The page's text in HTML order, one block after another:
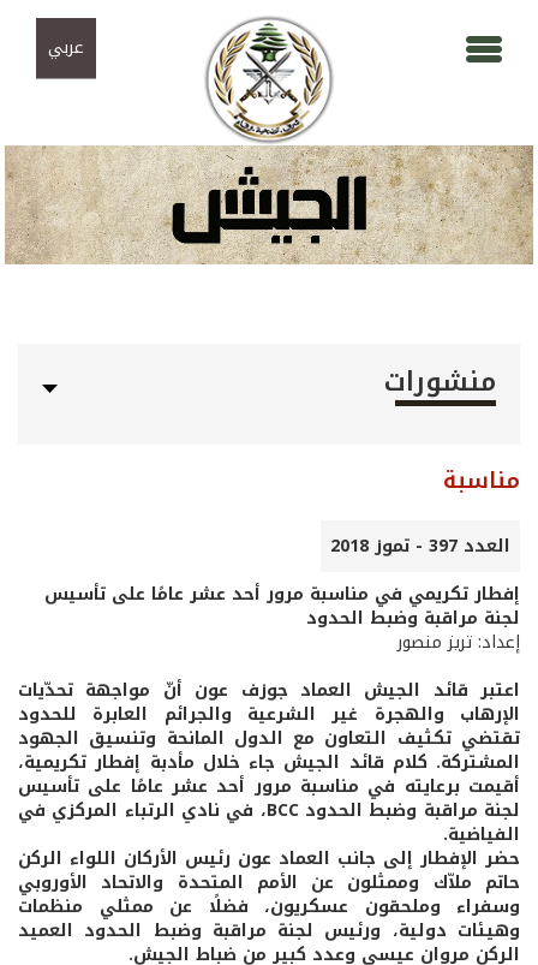
عربي
منشورات
مناسبة
العدد 397 - تموز 2018
إفطار تكريمي في مناسبة مرور أحد عشر عامًا على تأسيس
لجنة مراقبة وضبط الحدود
إعداد: تريز منصور
اعتبر قائد الجيش العماد جوزف عون أنّ مواجهة تحدّيات
الإرهاب والهجرة غير الشرعية والجرائم العابرة للحدود
تقتضي تكثيف التعاون مع الدول المانحة وتنسيق الجهود
المشتركة. كلام قائد الجيش جاء خلال مأدبة إفطار تكريمية،
أقيمت برعايته في مناسبة مرور أحد عشر عامًا على تأسيس
لجنة مراقبة وضبط الحدود BCC، في نادي الرتباء المركزي في
الفياضية.
حضر الإفطار إلى جانب العماد عون رئيس الأركان اللواء الركن
حاتم ملاّك وممثلون عن الأمم المتحدة والاتحاد الأوروبي
وسفراء وملحقون عسكريون، فضلًا عن ممثلي منظمات
وهيئات دولية، ورئيس لجنة مراقبة وضبط الحدود العميد
الركن مروان عيسى وعدد كبير من ضباط الجيش.